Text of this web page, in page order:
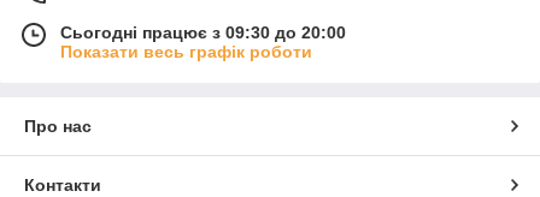
Сьогодні працює з 09:30 до 20:00
Показати весь графік роботи
Про нас
Контакти